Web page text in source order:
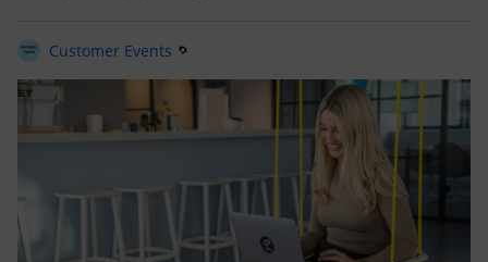
Customer Events